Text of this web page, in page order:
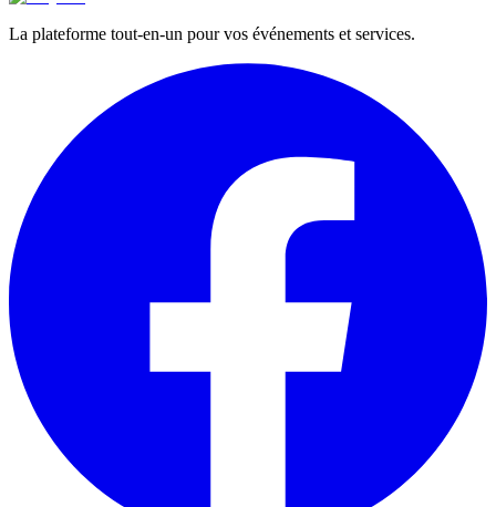
La plateforme tout-en-un pour vos événements et services.